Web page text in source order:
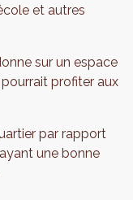
et autres
sur un espace
pourrait profiter aux
par rapport
une bonne